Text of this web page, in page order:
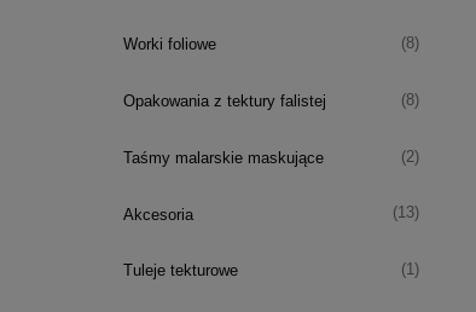
Worki foliowe (8)
Opakowania z tektury falistej (8)
Taśmy malarskie maskujące (2)
Akcesoria (13)
Tuleje tekturowe (1)